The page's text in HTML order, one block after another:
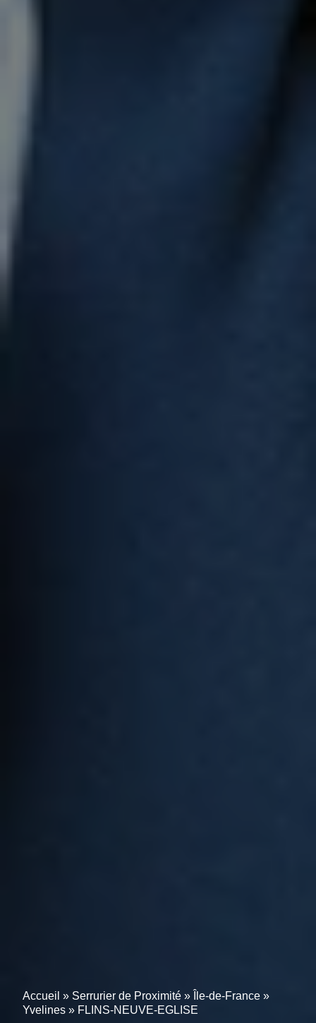
Accueil » Serrurier de Proximité » Île-de-France »
Yvelines » FLINS-NEUVE-EGLISE